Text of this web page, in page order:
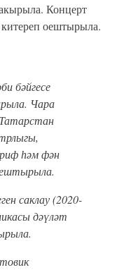
Концерт
оештырыла.
бәйгесе
Чара
һәм фән
саклау (2020-
дәүләт